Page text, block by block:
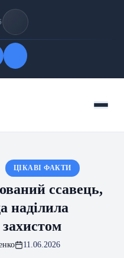
Menu
ЦІКАВІ ФАКТИ
ссавець,
наділила
11.06.2026